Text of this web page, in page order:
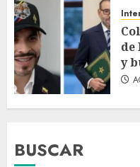
de
y
BUSCAR